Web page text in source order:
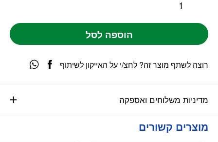
הוספה לסל
מדיניות משלוחים ואספקה
רוצה לשתף מוצר זה? לחצ/י על האייקון לשיתוף
מוצרים קשורים